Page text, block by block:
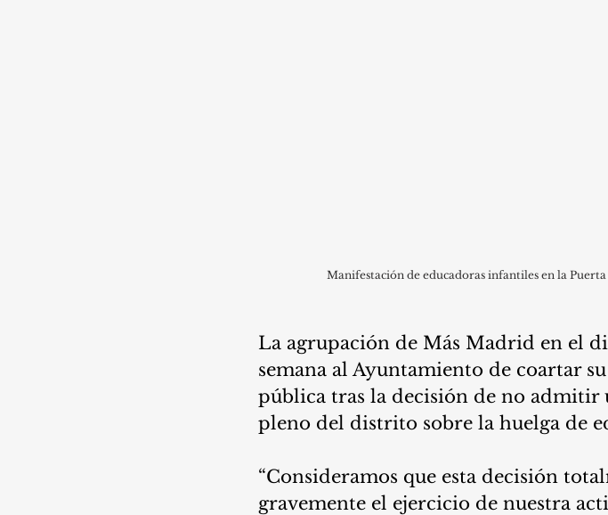
Manifestación de educadoras infantiles en la
La agrupación de Más Madrid en el
semana al Ayuntamiento de coartar
pública tras la decisión de no
pleno del distrito sobre la huelga de
“Consideramos que esta decisión
gravemente el ejercicio de nuestra